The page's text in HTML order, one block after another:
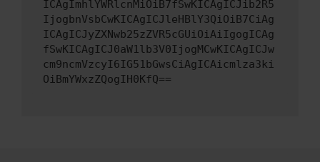
ICAgImhlYWRlcnMiOiB7fSwKICAgICJib2R5
IjogbnVsbCwKICAgICJleHBlY3QiOiB7CiAg
ICAgICJyZXNwb25zZVR5cGUiOiAiIgogICAg
fSwKICAgICJ0aW1lb3V0IjogMCwKICAgICJw
cm9ncmVzcyI6IG51bGwsCiAgICAicmlza3ki
OiBmYWxzZQogIH0KfQ==